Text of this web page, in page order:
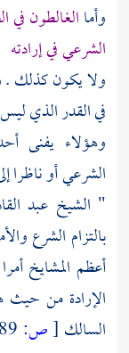
وأماالغالطون في
الشرعي في إرادته
ولا يكون كذلك .
في القدر الذي
وهؤلاء يفنى
الشرعي أو ناظرا
" الشيخ عبد
بالتزام الشرع
أعظم المشايخ
الإرادة من حيث
السالك [ص: